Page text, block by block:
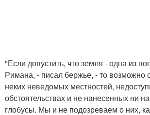
"Если допустить, что земля - одна из
Римана, - писал бержье, - то возможно
неких неведомых местностей,
обстоятельствах и не нанесенных ни
глобусы. Мы и не подозреваем о них,